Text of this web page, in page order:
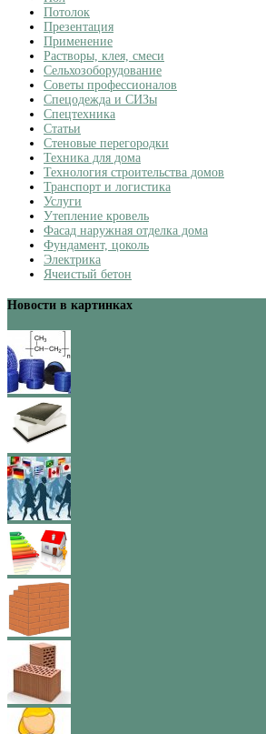
Потолок
Презентация
Применение
Растворы, клея, смеси
Сельхозоборудование
Советы профессионалов
Спецодежда и СИЗы
Спецтехника
Статьи
Стеновые перегородки
Техника для дома
Технология строительства домов
Транспорт и логистика
Услуги
Утепление кровель
Фасад наружная отделка дома
Фундамент, цоколь
Электрика
Ячеистый бетон
Новости в картинках